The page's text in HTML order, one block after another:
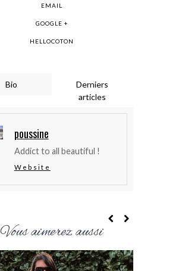
EMAIL
GOOGLE +
HELLOCOTON
Bio
Derniers
articles
poussine
Addict to all beautiful !
Website
Vous aimerez aussi